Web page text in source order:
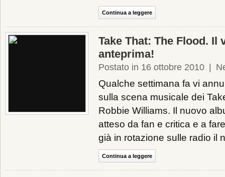
Continua a leggere
Take That: The Flood. Il
anteprima!
Postato in 16 ottobre 2010
Qualche settimana fa vi
sulla scena musicale dei
Robbie Williams. Il nuovo
atteso da fan e critica e a
già in rotazione sulle radio il
Continua a leggere